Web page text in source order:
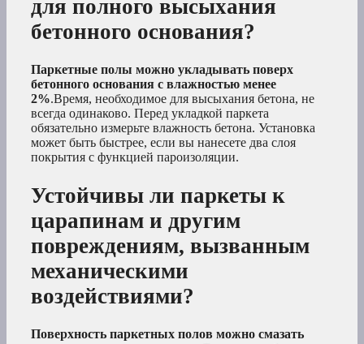
для полного высыхания
бетонного основания?
Паркетные полы можно укладывать поверх
бетонного основания с влажностью менее
2%.Время, необходимое для высыхания бетона, не
всегда одинаково. Перед укладкой паркета
обязательно измерьте влажность бетона. Установка
может быть быстрее, если вы нанесете два слоя
покрытия с функцией пароизоляции.
Устойчивы ли паркеты к
царапинам и другим
повреждениям, вызванным
механическими
воздействиями?
Поверхность паркетных полов можно смазать